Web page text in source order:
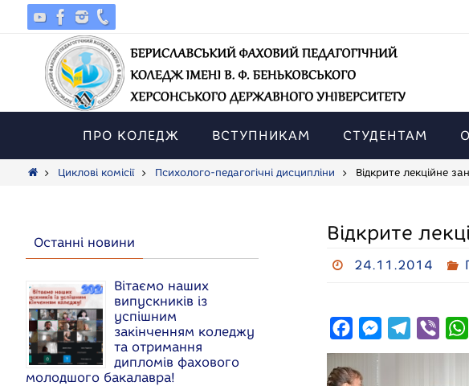
ПРО КОЛЕДЖ ВСТУПНИКАМ СТУДЕНТАМ
HomeЦиклові комісії Психолого-педагогічні дисципліни Відкрите лекційне
Відкрите
24.11.2014
a
c
M
e
e
i
Останні новини
Вітаємо наших
випускників із
успішним
закінченням коледжу
та отримання
дипломів фахового
молодшого бакалавра!